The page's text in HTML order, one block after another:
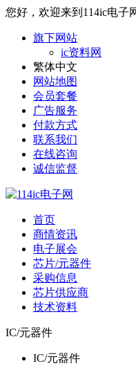
您好，欢迎来到114ic电子
旗下网站
ic资料网
繁体中文
网站地图
会员套餐
广告服务
付款方式
联系我们
在线咨询
诚信监督
首页
商情资讯
电子展会
芯片/元器件
采购信息
芯片供应商
技术资料
IC/元器件
IC/元器件